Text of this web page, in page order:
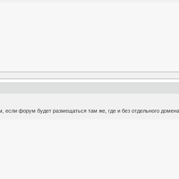
если форум будет размещаться там же, где и без отдельного домена